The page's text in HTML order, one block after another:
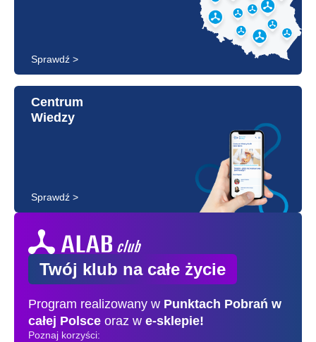
Sprawdź >
Centrum
Wiedzy
Sprawdź >
Twój klub na całe życie
Program realizowany w Punktach Pobrań w
całej Polsce oraz w e-sklepie!
Poznaj korzyści: